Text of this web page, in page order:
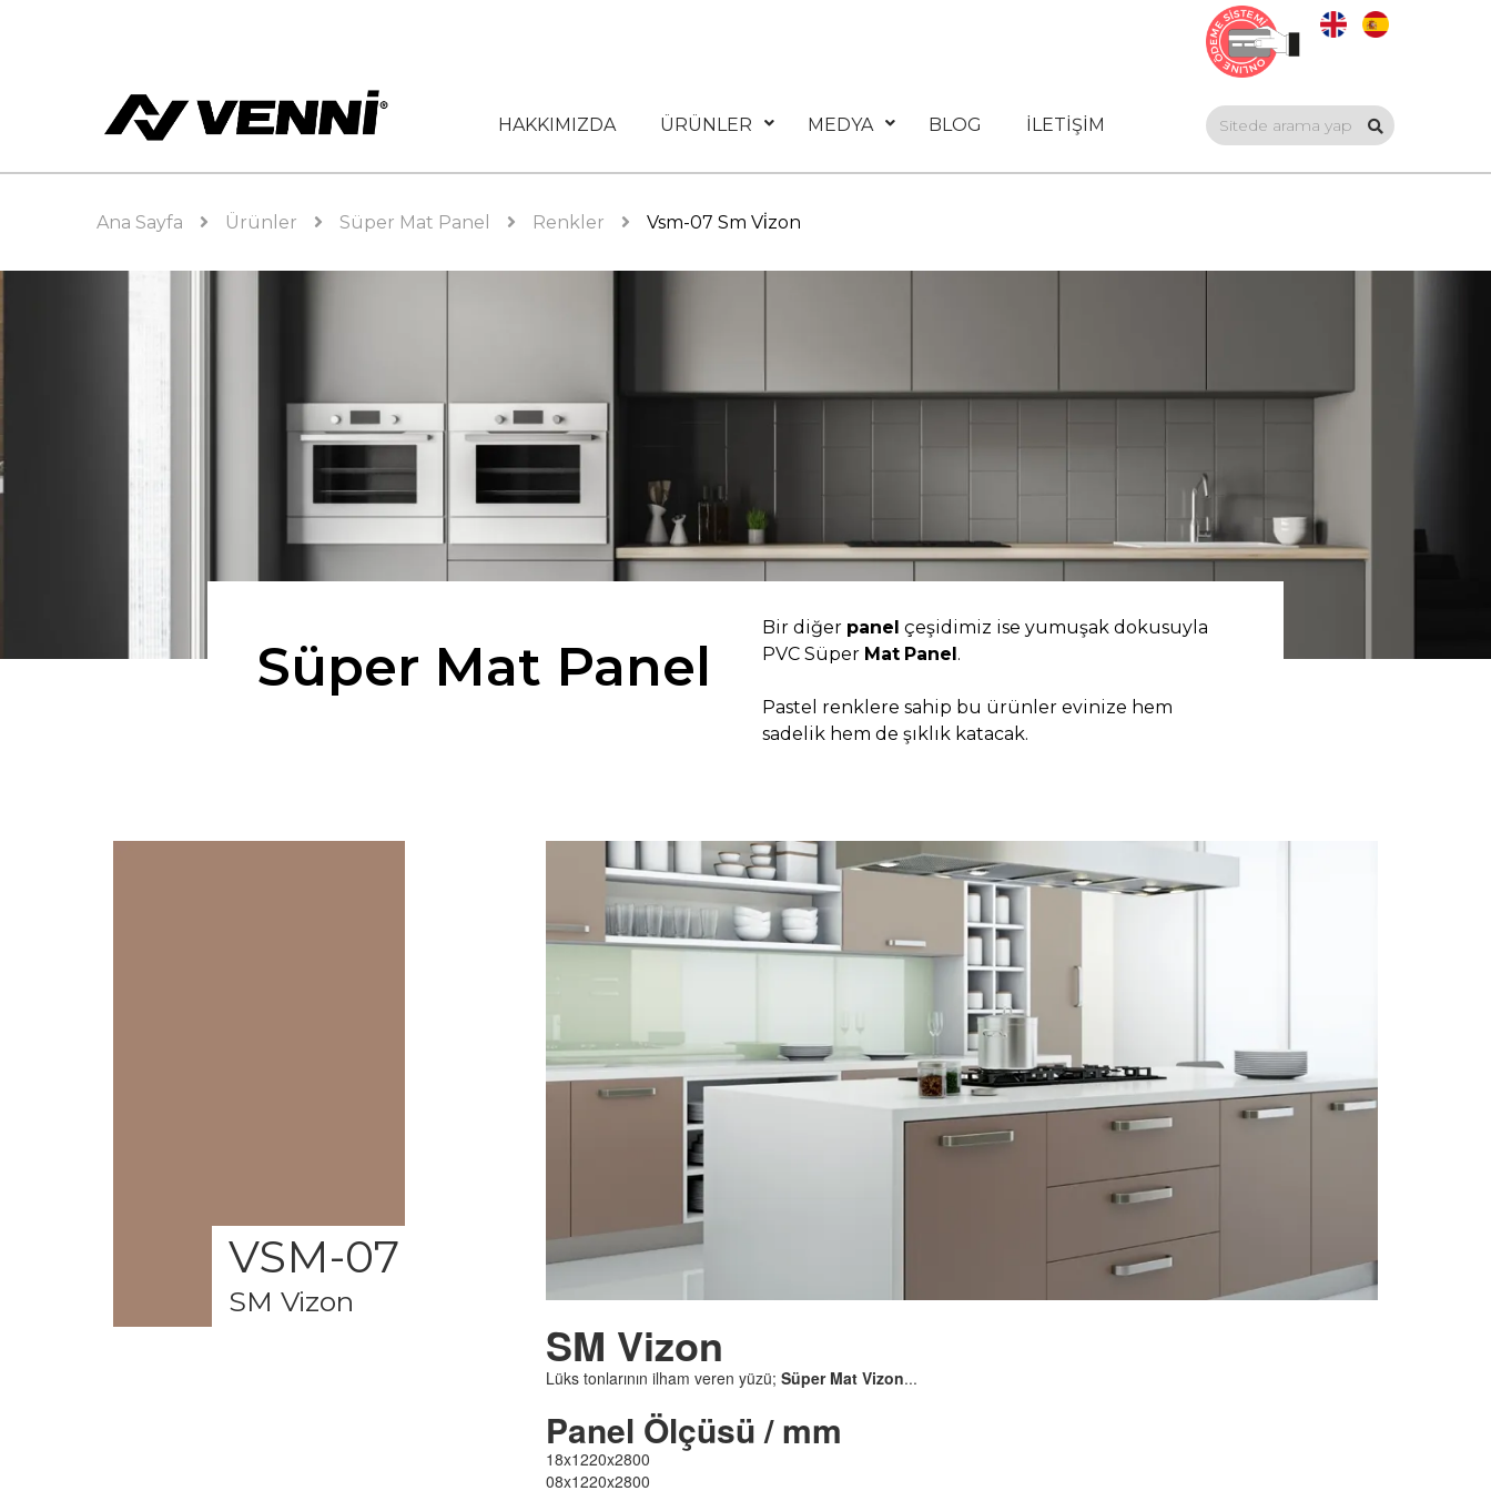
HAKKIMIZDA ÜRÜNLER MEDYA BLOG İLETİŞİM
Ana Sayfa Ürünler Süper Mat Panel Renkler Vsm-07 Sm Vi̇zon
Süper Mat Panel
Bir diğer panel çeşidimiz ise yumuşak dokusuyla
PVC Süper Mat Panel.
Pastel renklere sahip bu ürünler evinize hem
sadelik hem de şıklık katacak.
VSM-07
SM Vizon
SM Vizon
Lüks tonlarının ilham veren yüzü; Süper Mat Vizon...
Panel Ölçüsü / mm
18x1220x2800
08x1220x2800